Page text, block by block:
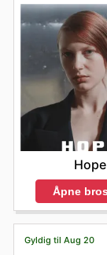
Hope
Åpne
Gyldig til Aug 20